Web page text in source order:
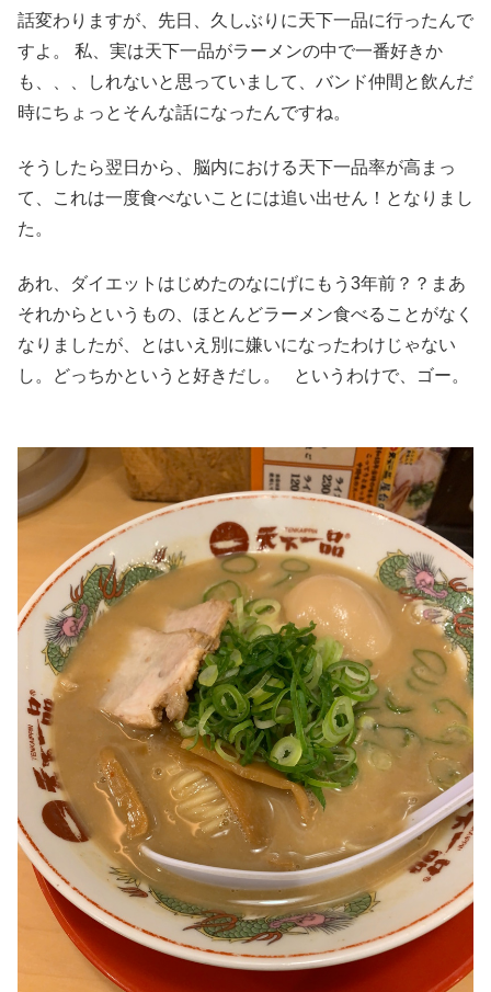
話変わりますが、先日、久しぶりに天下一品に行ったんで
すよ。 私、実は天下一品がラーメンの中で一番好きか
も、、、しれないと思っていまして、バンド仲間と飲んだ
時にちょっとそんな話になったんですね。
そうしたら翌日から、脳内における天下一品率が高まっ
て、これは一度食べないことには追い出せん！となりまし
た。
あれ、ダイエットはじめたのなにげにもう3年前？？まあ
それからというもの、ほとんどラーメン食べることがなく
なりましたが、とはいえ別に嫌いになったわけじゃない
し。どっちかというと好きだし。 というわけで、ゴー。